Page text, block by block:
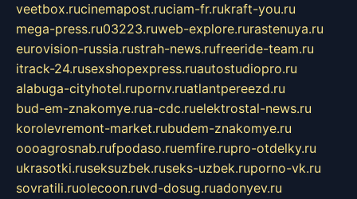
veetbox.rucinemapost.ruciam-fr.rukraft-you.ru
mega-press.ru03223.ruweb-explore.rurastenuya.ru
eurovision-russia.rustrah-news.rufreeride-team.ru
itrack-24.rusexshopexpress.ruautostudiopro.ru
alabuga-cityhotel.rupornv.ruatlantpereezd.ru
bud-em-znakomye.rua-cdc.ruelektrostal-news.ru
korolevremont-market.rubudem-znakomye.ru
oooagrosnab.rufpodaso.ruemfire.rupro-otdelky.ru
ukrasotki.ruseksuzbek.ruseks-uzbek.ruporno-vk.ru
sovratili.ruolecoon.ruvd-dosug.ruadonyev.ru